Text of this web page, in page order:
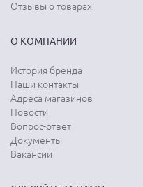
Отзывы о товарах
О КОМПАНИИ
История бренда
Наши контакты
Адреса магазинов
Новости
Вопрос-ответ
Документы
Вакансии